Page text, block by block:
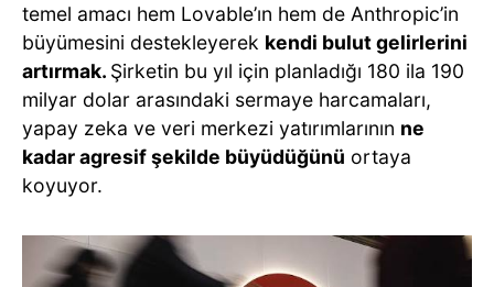
temel amacı hem Lovable’ın hem de Anthropic’in
büyümesini destekleyerek kendi bulut gelirlerini
artırmak. Şirketin bu yıl için planladığı 180 ila 190
milyar dolar arasındaki sermaye harcamaları,
yapay zeka ve veri merkezi yatırımlarının ne
kadar agresif şekilde büyüdüğünü ortaya
koyuyor.